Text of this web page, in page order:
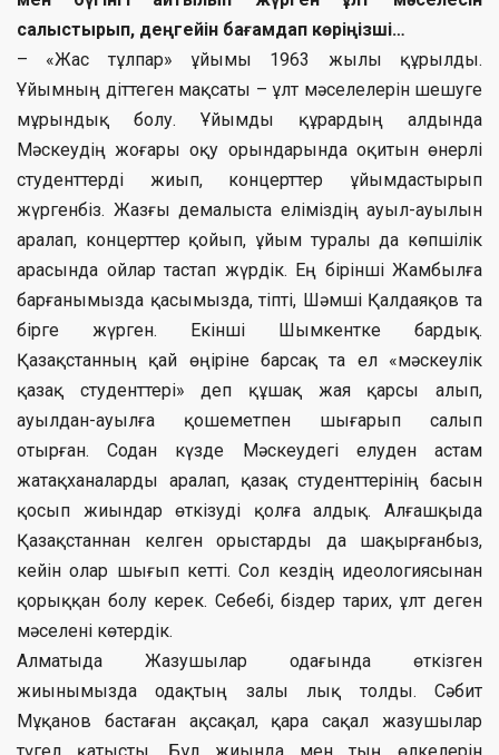
салыстырып, деңгейін бағамдап көріңізші…
– «Жас тұлпар» ұйымы 1963 жылы құрылды.
Ұйымның діттеген мақсаты – ұлт мәселелерін шешуге
мұрындық болу. Ұйымды құрардың алдында
Мәскеудің жоғары оқу орындарында оқитын өнерлі
студенттерді жиып, концерттер ұйымдастырып
жүргенбіз. Жазғы демалыста еліміздің ауыл-ауылын
аралап, концерттер қойып, ұйым туралы да көпшілік
арасында ойлар тастап жүрдік. Ең бірінші Жамбылға
барғанымызда қасымызда, тіпті, Шәмші Қалдаяқов та
бірге жүрген. Екінші Шымкентке бардық.
Қазақстанның қай өңіріне барсақ та ел «мәскеулік
қазақ студенттері» деп құшақ жая қарсы алып,
ауылдан-ауылға қошеметпен шығарып салып
отырған. Содан күзде Мәскеудегі елуден астам
жатақханаларды аралап, қазақ студенттерінің басын
қосып жиындар өткізуді қолға алдық. Алғашқыда
Қазақстаннан келген орыстарды да шақырғанбыз,
кейін олар шығып кетті. Сол кездің идеологиясынан
қорыққан болу керек. Себебі, біздер тарих, ұлт деген
мәселені көтердік.
Алматыда Жазушылар одағында өткізген
жиынымызда одақтың залы лық толды. Сәбит
Мұқанов бастаған ақсақал, қара сақал жазушылар